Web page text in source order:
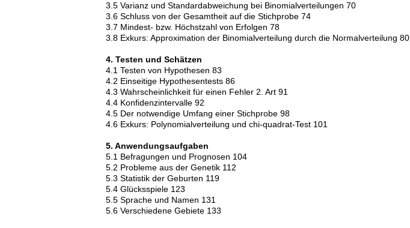
3.5 Varianz und Standardabweichung bei Binomialverteilungen 70
3.6 Schluss von der Gesamtheit auf die Stichprobe 74
3.7 Mindest- bzw. Höchstzahl von Erfolgen 78
3.8 Exkurs: Approximation der Binomialverteilung durch die Normalverteilung 80
4. Testen und Schätzen
4.1 Testen von Hypothesen 83
4.2 Einseitige Hypothesentests 86
4.3 Wahrscheinlichkeit für einen Fehler 2. Art 91
4.4 Konfidenzintervalle 92
4.5 Der notwendige Umfang einer Stichprobe 98
4.6 Exkurs: Polynomialverteilung und chi-quadrat-Test 101
5. Anwendungsaufgaben
5.1 Befragungen und Prognosen 104
5.2 Probleme aus der Genetik 112
5.3 Statistik der Geburten 119
5.4 Glücksspiele 123
5.5 Sprache und Namen 131
5.6 Verschiedene Gebiete 133